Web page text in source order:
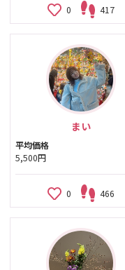
0 417
まい
平均価格
5,500円
0 466